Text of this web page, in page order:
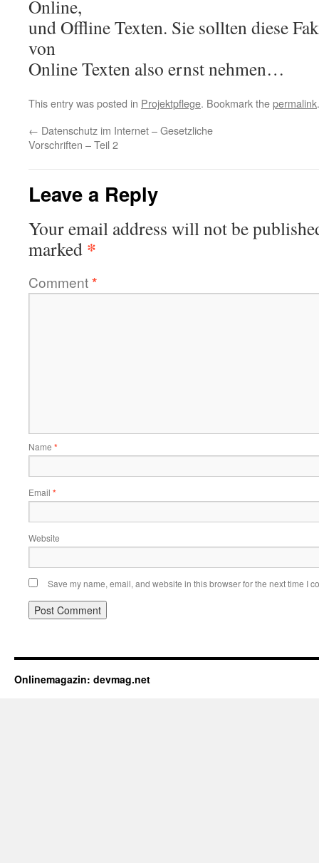
Online,
und Offline Texten. Sie sollten diese
von
Online Texten also ernst nehmen…
This entry was posted in Projektpflege. Bookmark thepermalink.
← Datenschutz im Internet – Gesetzliche
Vorschriften – Teil 2
Leave a Reply
Your email address will not be
marked *
Comment*
Name *
Email *
Website
Save my name, email, and website in this browser for the next time I
Onlinemagazin: devmag.net